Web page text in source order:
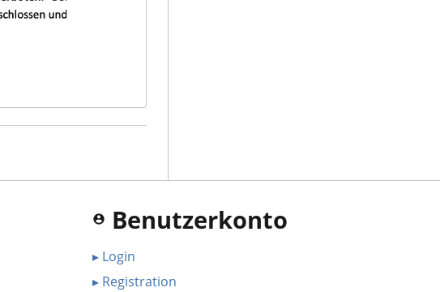
Benutzerkonto
▸ Login
▸ Registration